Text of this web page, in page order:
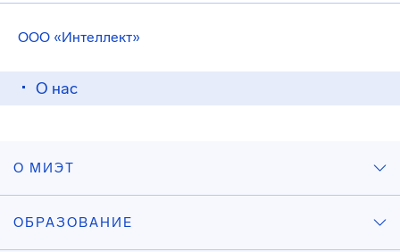
ООО «Интеллект»
О нас
О МИЭТ
ОБРАЗОВАНИЕ